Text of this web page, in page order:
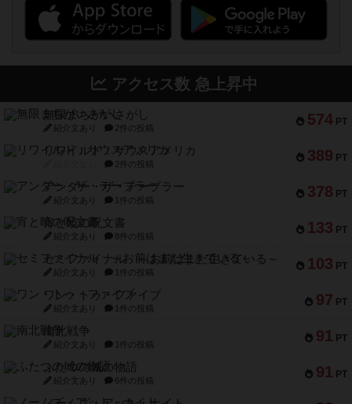
アクセス数 急上昇中
574 PT
無限まちがいさがし
紹介文あり 2件の投稿
389 PT
リワイルド：サウスアメリカ
2件の投稿
378 PT
アンダー・ザ・テーブラー
紹介文あり 1件の投稿
133 PT
宵と暁の呪文書
紹介文あり 8件の投稿
103 PT
セミファイナル ～お前はまだ生きている～
紹介文あり 1件の投稿
97 PT
ワン・トゥ・ファイブ
紹介文あり 1件の投稿
91 PT
南北戦争
紹介文あり 1件の投稿
91 PT
ふたつの城の物語
紹介文あり 6件の投稿